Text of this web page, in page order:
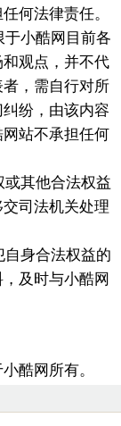
何法律责任。
小酷网目前各
观点，并不代
，需自行对所
纷，由该内容
站不承担任何
其他合法权益
司法机关处理
身合法权益的
及时与小酷网
酷网所有。